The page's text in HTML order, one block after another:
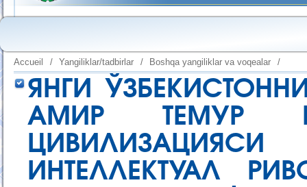
Accueil / Yangiliklar/tadbirlar / Boshqa yangiliklar va voqealar /
ЯНГИ
АМИР ТЕМУР
ИНТЕЛЛЕКТУАЛ